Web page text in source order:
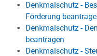
Denkmalschutz -
Förderung
Denkmalschutz -
beantragen
Denkmalschutz -